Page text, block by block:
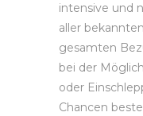
intensive und
aller
gesamten
bei der
oder
Chancen